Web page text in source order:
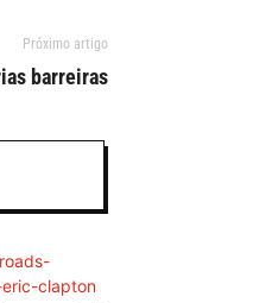
Próximo artigo
barreiras